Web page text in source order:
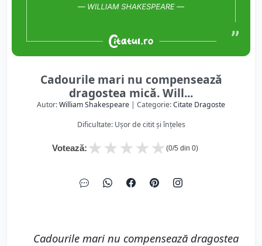
Cadourile mari nu compensează
dragostea mică. Will...
Autor:William Shakespeare | Categorie:Citate Dragoste
Dificultate: Ușor de citit și înțeles
Votează: ★
★
★
★
★ (0/5 din 0)
Cadourile mari nu compensează dragostea